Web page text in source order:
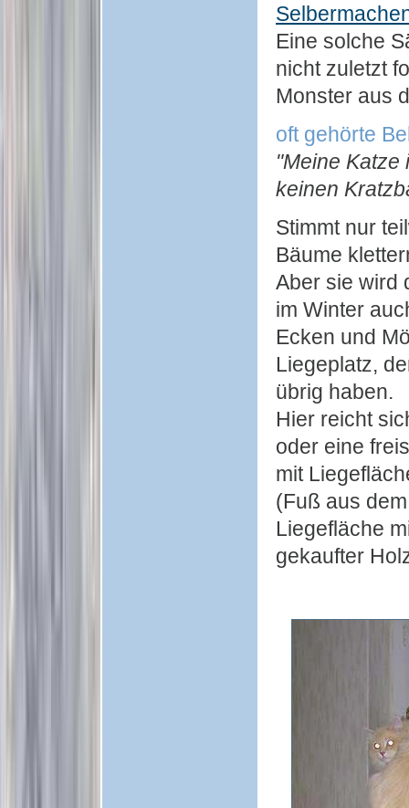
Eine solche
nicht zuletzt
Monster aus
oft gehörte
"Meine Katze
keinen
Stimmt nur
Bäume
Aber sie wird
im Winter
Ecken und
Liegeplatz,
übrig haben.
Hier reicht
oder eine
mit
(Fuß aus
Liegefläche
gekaufter